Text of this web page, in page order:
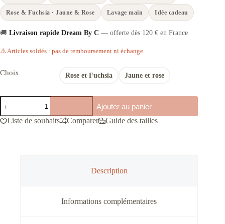
Rose & Fuchsia · Jaune & Rose Lavage main Idée cadeau
🚚 Livraison rapide Dream By C — offerte dès 120 € en France
⚠️ Articles soldés : pas de remboursement ni échange.
Choix Rose et Fuchsia Jaune et rose
quantité
de
Sacs
Cabas
Ajouter au panier
Liste de souhaits
Comparer Guide des tailles
Description
Informations complémentaires